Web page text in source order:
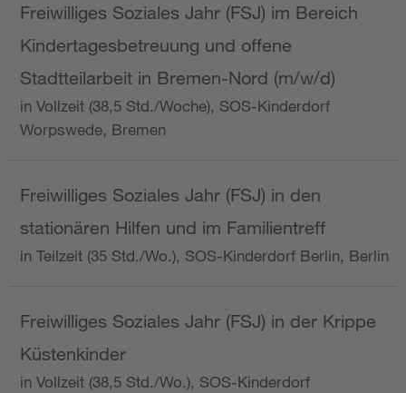
Freiwilliges Soziales Jahr (FSJ) im Bereich
Kindertagesbetreuung und offene
Stadtteilarbeit in Bremen-Nord (m/w/d)
in Vollzeit (38,5 Std./Woche), SOS-Kinderdorf
Worpswede, Bremen
Freiwilliges Soziales Jahr (FSJ) in den
stationären Hilfen und im Familientreff
in Teilzeit (35 Std./Wo.), SOS-Kinderdorf Berlin, Berlin
Freiwilliges Soziales Jahr (FSJ) in der Krippe
Küstenkinder
in Vollzeit (38,5 Std./Wo.), SOS-Kinderdorf